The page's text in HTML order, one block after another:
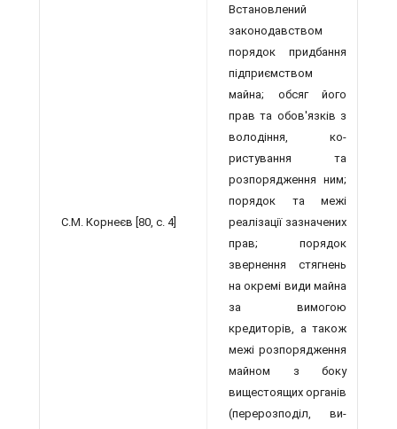
С.М. Корнеєв [80, с. 4]
Встановлений
законодавством
порядок придбання
підприємством
майна; обсяг його
прав та обов'язків з
володіння, ко­
ристування та
розпорядження ним;
по­рядок та межі
реалізації зазначених
прав; порядок
звернення стягнень
на окремі види майна
за вимогою
кредиторів, а та­кож
межі розпорядження
майном з боку
вищестоящих органів
(перерозподіл, ви­